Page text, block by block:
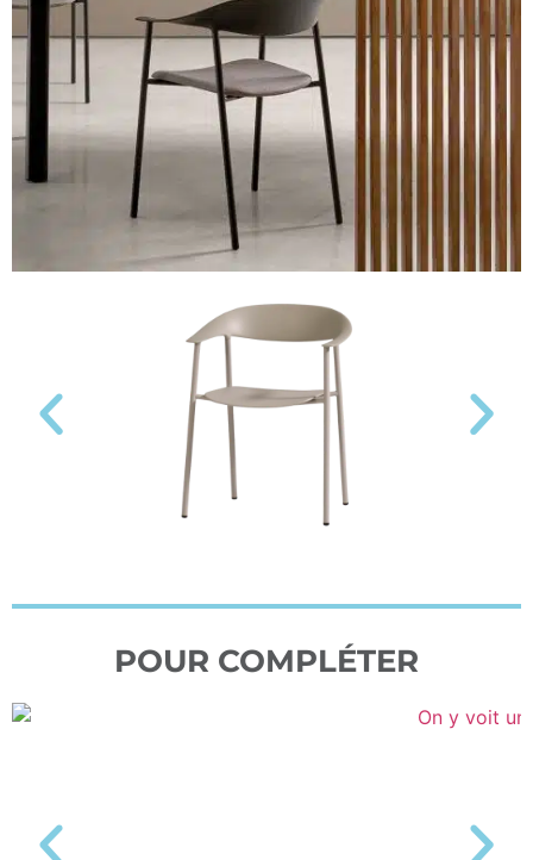
POUR COMPLÉTER